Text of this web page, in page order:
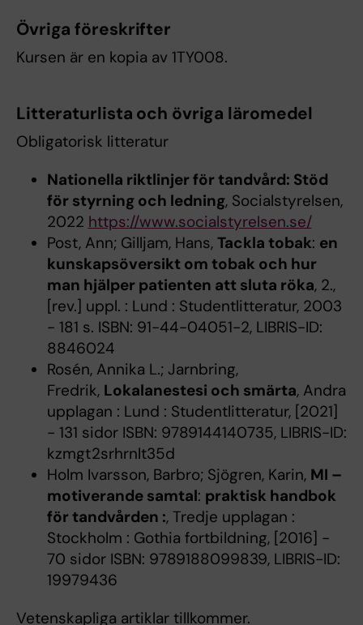
Övriga föreskrifter
Kursen är en kopia av 1TY008.
Litteraturlista och övriga läromedel
Obligatorisk litteratur
Nationella riktlinjer för tandvård: Stöd
för styrning och ledning, Socialstyrelsen,
2022 https://www.socialstyrelsen.se/
Post, Ann; Gilljam, Hans, Tackla tobak: en
kunskapsöversikt om tobak och hur
man hjälper patienten att sluta röka, 2.,
[rev.] uppl. : Lund : Studentlitteratur, 2003
- 181 s. ISBN: 91-44-04051-2, LIBRIS-ID:
8846024
Rosén, Annika L.; Jarnbring,
Fredrik, Lokalanestesi och smärta, Andra
upplagan : Lund : Studentlitteratur, [2021]
- 131 sidor ISBN: 9789144140735, LIBRIS-ID:
kzmgt2srhrnlt35d
Holm Ivarsson, Barbro; Sjögren, Karin, MI –
motiverande samtal: praktisk handbok
för tandvården :, Tredje upplagan :
Stockholm : Gothia fortbildning, [2016] -
70 sidor ISBN: 9789188099839, LIBRIS-ID:
19979436
Vetenskapliga artiklar tillkommer.